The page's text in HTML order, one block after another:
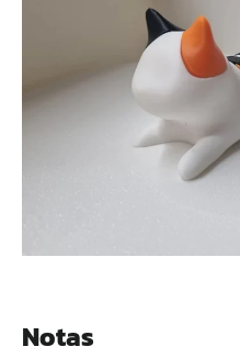
Notas